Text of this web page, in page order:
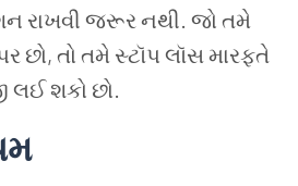
રાખવી જરૂરનથી. જો તમે
છો, તો તમે સ્ટૉપ લૉસ મારફતે
લઈશકો છો.